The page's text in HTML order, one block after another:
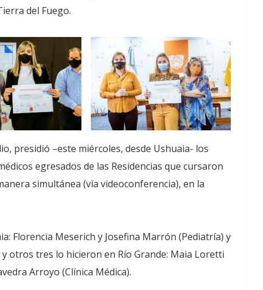
del Fuego.
presidió –este miércoles, desde Ushuaia- los
egresados de las Residencias que cursaron
simultánea (vía videoconferencia), en la
Florencia Meserich y Josefina Marrón (Pediatría) y
otros tres lo hicieron en Río Grande: Maia Loretti
Arroyo (Clínica Médica).